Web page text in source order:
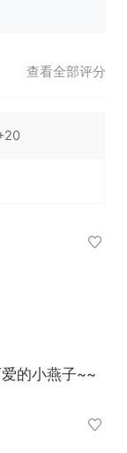
查看全部评分
的小燕子~~